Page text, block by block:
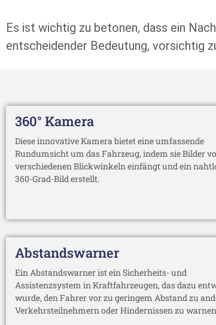
Es ist wichtig zu betonen, dass ein
entscheidender Bedeutung, vorsichtig
360° Kamera
Diese innovative Kamera bietet eine umfassende
Rundumsicht um das Fahrzeug, indem sie Bilder
verschiedenen Blickwinkeln einfängt und ein
360-Grad-Bild erstellt.
Abstandswarner
Ein Abstandswarner ist ein Sicherheits- und
Assistenzsystem in Kraftfahrzeugen, das dazu
wurde, den Fahrer vor zu geringem Abstand zu
Verkehrsteilnehmern oder Hindernissen zu